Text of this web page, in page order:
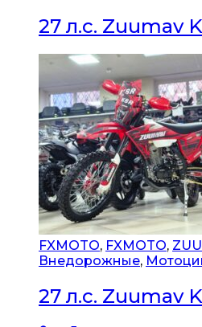
27 л.с. Zuumav
FXMOTO, FXMOTO,
Внедорожные,
27 л.с. Zuumav